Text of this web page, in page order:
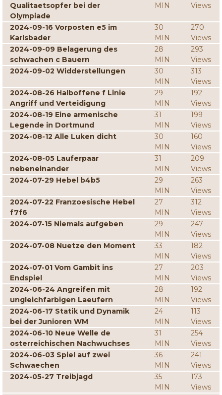
Qualitaetsopfer bei der
Olympiade
MIN
Views
2024-09-16 Vorposten e5 im
Karlsbader
30
MIN
270
Views
2024-09-09 Belagerung des
schwachen c Bauern
28
MIN
293
Views
2024-09-02 Widderstellungen
30
MIN
313
Views
2024-08-26 Halboffene f Linie
Angriff und Verteidigung
29
MIN
192
Views
2024-08-19 Eine armenische
Legende in Dortmund
31
MIN
199
Views
2024-08-12 Alle Luken dicht
30
MIN
160
Views
2024-08-05 Lauferpaar
nebeneinander
31
MIN
209
Views
2024-07-29 Hebel b4b5
29
MIN
263
Views
2024-07-22 Franzoesische Hebel
f7f6
27
MIN
312
Views
2024-07-15 Niemals aufgeben
29
MIN
247
Views
2024-07-08 Nuetze den Moment
33
MIN
182
Views
2024-07-01 Vom Gambit ins
Endspiel
27
MIN
203
Views
2024-06-24 Angreifen mit
ungleichfarbigen Laeufern
28
MIN
192
Views
2024-06-17 Statik und Dynamik
bei der Junioren WM
24
MIN
113
Views
2024-06-10 Neue Welle de
osterreichischen Nachwuchses
31
MIN
254
Views
2024-06-03 Spiel auf zwei
Schwaechen
36
MIN
241
Views
2024-05-27 Treibjagd
35
MIN
173
Views